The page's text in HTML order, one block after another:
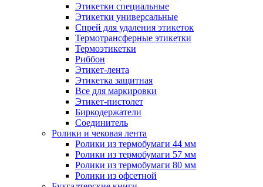
Этикетки специальные
Этикетки универсальные
Спрей для удаления этикеток
Термотрансферные этикетки
Термоэтикетки
Риббон
Этикет-лента
Этикетка защитная
Все для маркировки
Этикет-пистолет
Биркодержатели
Соединитель
Ролики и чековая лента
Ролики из термобумаги 44 мм
Ролики из термобумаги 57 мм
Ролики из термобумаги 80 мм
Ролики из офсетной